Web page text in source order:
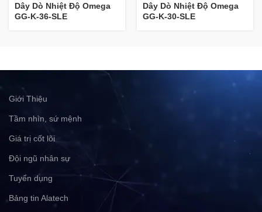
Dây Dò Nhiệt Độ Omega
GG-K-36-SLE
Dây Dò Nhiệt Độ Omega
GG-K-30-SLE
Giới Thiệu
Tầm nhìn, sứ mệnh
Giá trị cốt lõi
Đội ngũ nhân sự
Tuyển dụng
Bảng tin Alatech